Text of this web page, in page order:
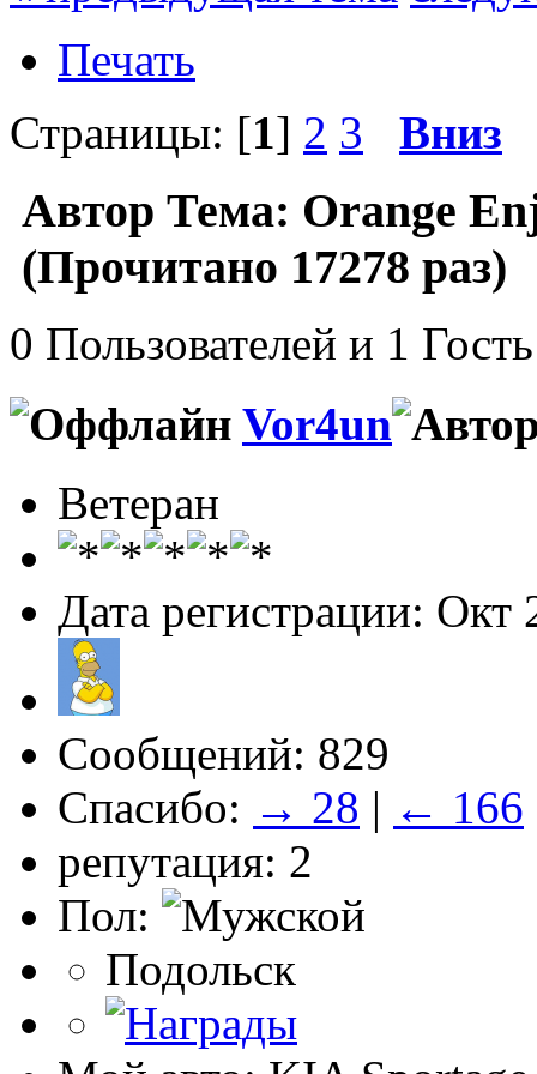
Печать
Страницы: [1] 2 3 Вниз
Автор Тема: Orange
(Прочитано 17278 раз)
0 Пользователей и 1
Vor4un
Ветеран
Дата регистрации: Окт
Сообщений: 829
Спасибо: → 28 | ← 166
репутация: 2
Пол:
Подольск